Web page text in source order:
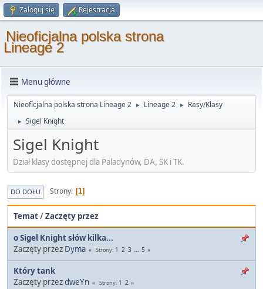
Zaloguj się Rejestracja
Nieoficjalna polska strona
Lineage 2
Menu główne
Nieoficjalna polska strona Lineage 2 ► Lineage 2 ► Rasy/Klasy
► Sigel Knight
Sigel Knight
Dział klasy dostępnej dla Paladynów, DA, SK i TK.
DO DOŁU Strony 1
Temat/Zaczęty przez
o Sigel Knight słów kilka...
Zaczęty przez Dyma Strony 1 2 3 ... 5
Który tank
Zaczęty przezdweYn Strony 1 2